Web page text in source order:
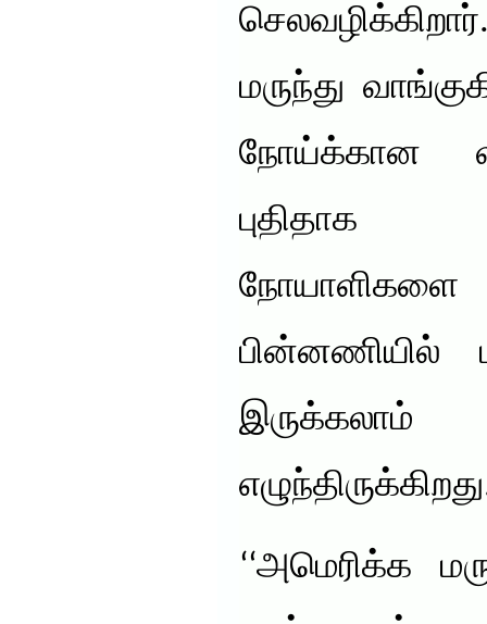
மருந்து
நோய்க்கான
புதிதாக
பின்னணியில்
இருக்கலாம்
‘‘அமெரிக்க